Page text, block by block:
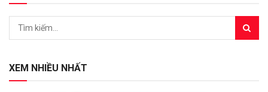
XEM NHIỀU NHẤT